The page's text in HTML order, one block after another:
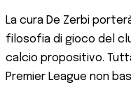
La cura De Zerbi
filosofia di gioco del
calcio propositivo.
Premier League non